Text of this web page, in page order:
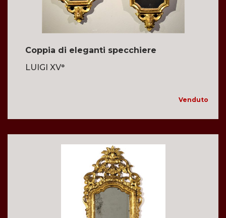
Coppia di eleganti specchiere
LUIGI XV°
Venduto